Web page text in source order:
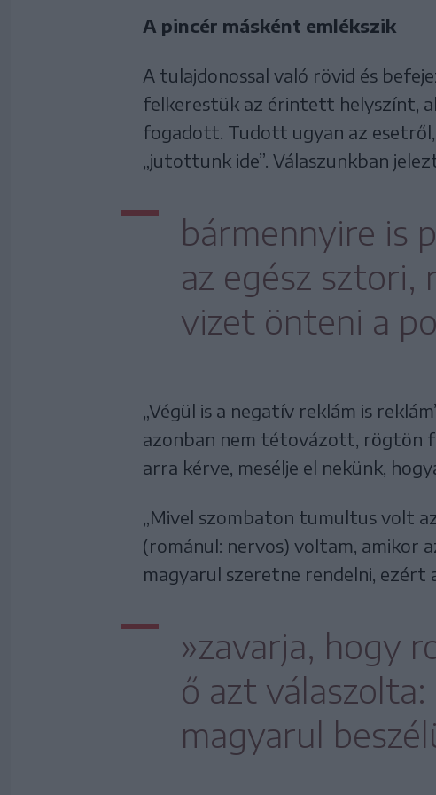
A pincér másként emlékszik
A tulajdonossal való rövid és
felkerestük az érintett helyszínt,
fogadott. Tudott ugyan az
„jutottunk ide”. Válaszunkban
bármennyire is
az egész sztori,
vizet önteni a
„Végül is a negatív reklám is
azonban nem tétovázott, rögtön
arra kérve, mesélje el nekünk,
„Mivel szombaton tumultus volt
(románul: nervos) voltam, amikor
magyarul szeretne rendelni,
»zavarja, hogy
ő azt
magyarul